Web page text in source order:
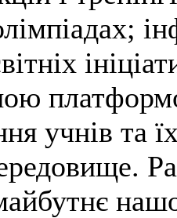
учнів та